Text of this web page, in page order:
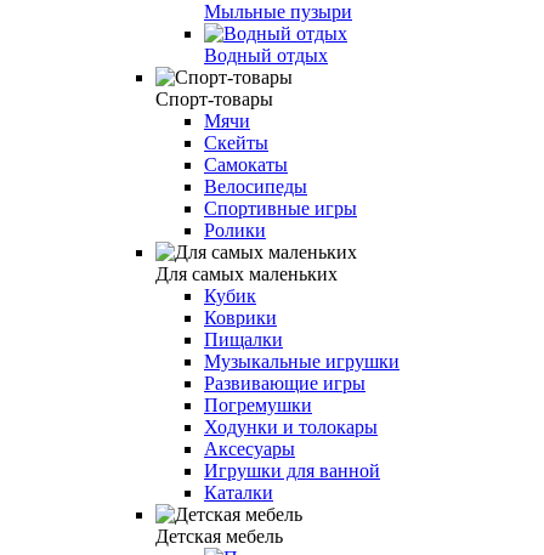
Мыльные пузыри
Водный отдых
Спорт-товары
Мячи
Скейты
Самокаты
Велосипеды
Спортивные игры
Ролики
Для самых маленьких
Кубик
Коврики
Пищалки
Музыкальные игрушки
Развивающие игры
Погремушки
Ходунки и толокары
Аксесуары
Игрушки для ванной
Каталки
Детская мебель